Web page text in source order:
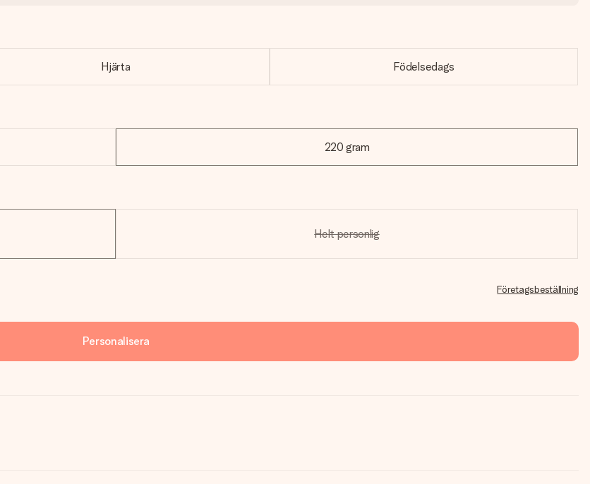
Hjärta Födelsedags
220 gram
Helt personlig
Företagsbeställning
Personalisera